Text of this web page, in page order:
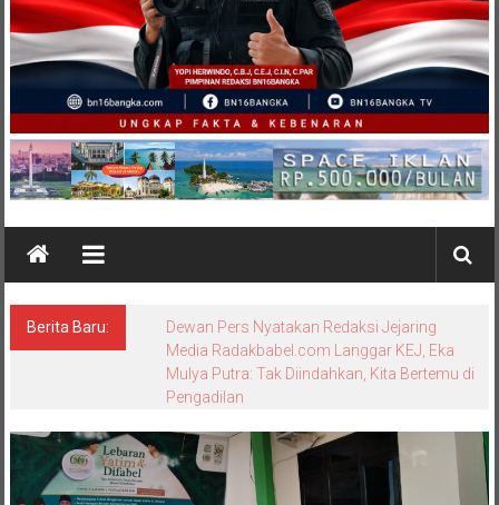
Berita Baru:
Bungkam Saat Dikonfirmasi, Sikap Kanit
Tipidter Polres Bangka Barat Memicu
Pertanyaan: Equality Before the Law
Dipertanyakan